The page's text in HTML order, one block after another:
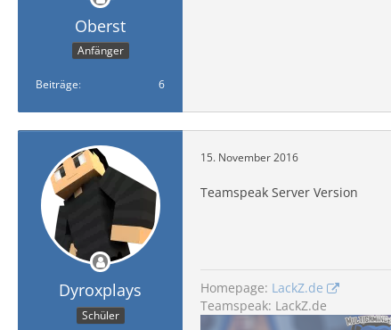
Oberst
Anfänger
Beiträge 6
Dyroxplays
Schüler
15. November 2016
Teamspeak Server Version
Homepage: LackZ.de
Teamspeak: LackZ.de